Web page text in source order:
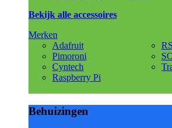
Bekijk alle accessoires
Merken
Adafruit
Pimoroni
Cyntech
Raspberry Pi
RS
Behuizingen